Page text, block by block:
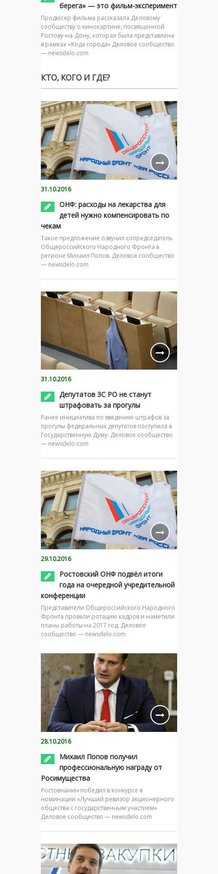
берега» — это фильм-эксперимент
Продюсер фильма рассказала Деловому
сообществу о кинокартине, посвященной
Ростову-на-Дону, которая была представлена
в рамках «Кода города» Деловое сообщество
— newsdelo.com
КТО, КОГО И ГДЕ?
31.10.2016
ОНФ: расходы на лекарства для
детей нужно компенсировать по
чекам
Такое предложение озвучил сопредседатель
Общероссийского Народного Фронта в
регионе Михаил Попов. Деловое сообщество
— newsdelo.com
31.10.2016
Депутатов ЗС РО не станут
штрафовать за прогулы
Ранее инициатива по введению штрафов за
прогулы федеральных депутатов поступила в
Государственную Думу. Деловое сообщество
— newsdelo.com
29.10.2016
Ростовский ОНФ подвёл итоги
года на очередной учредительной
конференции
Представители Общероссийского Народного
Фронта провели ротацию кадров и наметили
планы работы на 2017 год. Деловое
сообщество — newsdelo.com
28.10.2016
Михаил Попов получил
профессиональную награду от
Росимущества
Ростовчанин победил в конкурсе в
номинации «Лучший ревизор акционерного
общества с государственным участием»
Деловое сообщество — newsdelo.com